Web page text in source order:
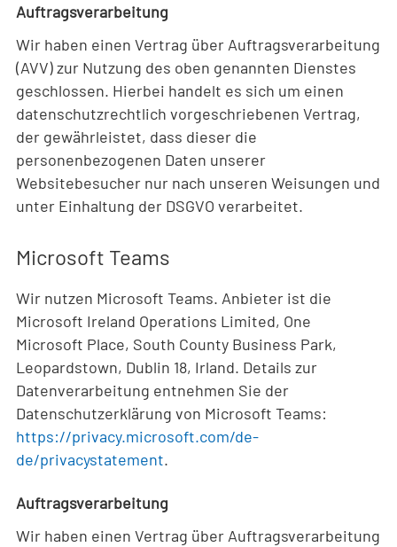
Auftragsverarbeitung
Wir haben einen Vertrag über Auftragsverarbeitung
(AVV) zur Nutzung des oben genannten Dienstes
geschlossen. Hierbei handelt es sich um einen
datenschutzrechtlich vorgeschriebenen Vertrag,
der gewährleistet, dass dieser die
personenbezogenen Daten unserer
Websitebesucher nur nach unseren Weisungen und
unter Einhaltung der DSGVO verarbeitet.
Microsoft Teams
Wir nutzen Microsoft Teams. Anbieter ist die
Microsoft Ireland Operations Limited, One
Microsoft Place, South County Business Park,
Leopardstown, Dublin 18, Irland. Details zur
Datenverarbeitung entnehmen Sie der
Datenschutzerklärung von Microsoft Teams:
https://privacy.microsoft.com/de-
de/privacystatement.
Auftragsverarbeitung
Wir haben einen Vertrag über Auftragsverarbeitung